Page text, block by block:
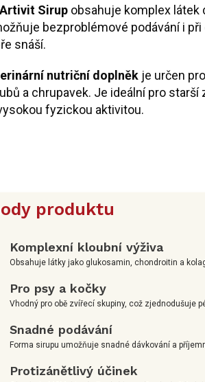
Sirup obsahuje komplex látek
bezproblémové podávání i
snáší.
nutriční doplněk je určen
a chrupavek. Je ideální pro
fyzickou aktivitou.
produktu
Komplexní kloubní výživa
Obsahuje látky jako glukosamin, chondroitin a
Pro psy a kočky
Vhodný pro obě zvířecí skupiny, což zjednodušuje
Snadné podávání
Forma sirupu umožňuje snadné dávkování a
Protizánětlivý účinek